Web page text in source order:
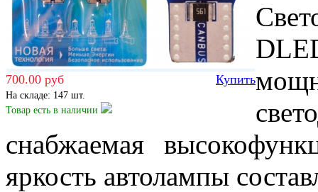
700.00 руб Купить
На складе: 147 шт.
Товар есть в наличии
снабжаемая
яркость автолампы